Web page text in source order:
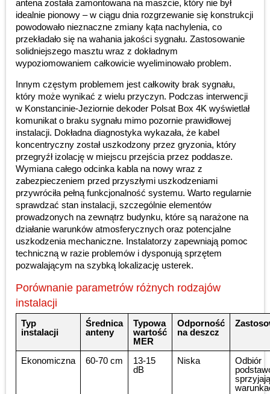
antena została zamontowana na maszcie, który nie był
idealnie pionowy – w ciągu dnia rozgrzewanie się konstrukcji
powodowało nieznaczne zmiany kąta nachylenia, co
przekładało się na wahania jakości sygnału. Zastosowanie
solidniejszego masztu wraz z dokładnym
wypoziomowaniem całkowicie wyeliminowało problem.
Innym częstym problemem jest całkowity brak sygnału,
który może wynikać z wielu przyczyn. Podczas interwencji
w Konstancinie-Jeziornie dekoder Polsat Box 4K wyświetlał
komunikat o braku sygnału mimo pozornie prawidłowej
instalacji. Dokładna diagnostyka wykazała, że kabel
koncentryczny został uszkodzony przez gryzonia, który
przegryźł izolację w miejscu przejścia przez poddasze.
Wymiana całego odcinka kabla na nowy wraz z
zabezpieczeniem przed przyszłymi uszkodzeniami
przywróciła pełną funkcjonalność systemu. Warto regularnie
sprawdzać stan instalacji, szczególnie elementów
prowadzonych na zewnątrz budynku, które są narażone na
działanie warunków atmosferycznych oraz potencjalne
uszkodzenia mechaniczne. Instalatorzy zapewniają pomoc
techniczną w razie problemów i dysponują sprzętem
pozwalającym na szybką lokalizację usterek.
Porównanie parametrów różnych rodzajów
instalacji
Typ
instalacji
Średnica
anteny
Typowa
wartość
MER
Odporność
na deszcz
Ekonomiczna 60-70 cm
13-15
dB
Niska
Odbiór